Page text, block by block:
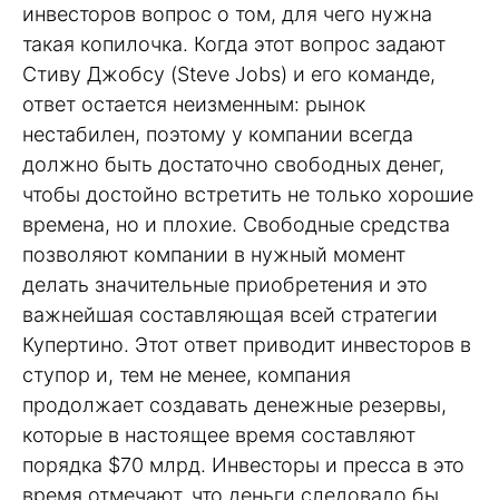
инвесторов вопрос о том, для чего нужна
такая копилочка. Когда этот вопрос задают
Стиву Джобсу (Steve Jobs) и его команде,
ответ остается неизменным: рынок
нестабилен, поэтому у компании всегда
должно быть достаточно свободных денег,
чтобы достойно встретить не только хорошие
времена, но и плохие. Свободные средства
позволяют компании в нужный момент
делать значительные приобретения и это
важнейшая составляющая всей стратегии
Купертино. Этот ответ приводит инвесторов в
ступор и, тем не менее, компания
продолжает создавать денежные резервы,
которые в настоящее время составляют
порядка $70 млрд. Инвесторы и пресса в это
время отмечают, что деньги следовало бы